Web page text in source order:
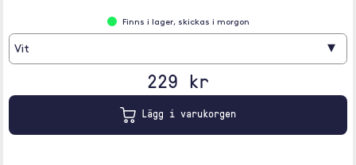
Finns i lager, skickas i morgon
Vit ▾
229 kr
Lägg i varukorgen